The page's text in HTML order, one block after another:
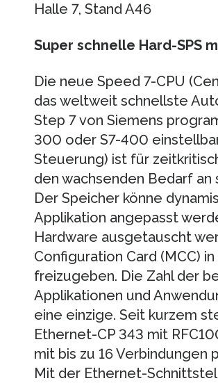
Halle 7, Stand A46
Super schnelle Hard-SPS
Die neue Speed 7-CPU
das weltweit schnellste
Step 7 von Siemens
300 oder S7-400
Steuerung) ist für
den wachsenden Bedarf
Der Speicher könne
Applikation angepasst
Hardware ausgetauscht
Configuration Card (MCC)
freizugeben. Die Zahl der
Applikationen und
eine einzige. Seit kurzem
Ethernet-CP 343 mit
mit bis zu 16 Verbindungen
Mit der Ethernet-